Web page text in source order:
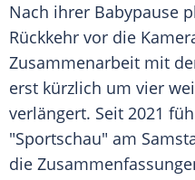
Nach ihrer Babypause
Rückkehr vor die
Zusammenarbeit mit
erst kürzlich um vier
verlängert. Seit 2021
"Sportschau" am
die